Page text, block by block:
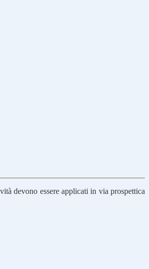
devono essere applicati in via prospettica